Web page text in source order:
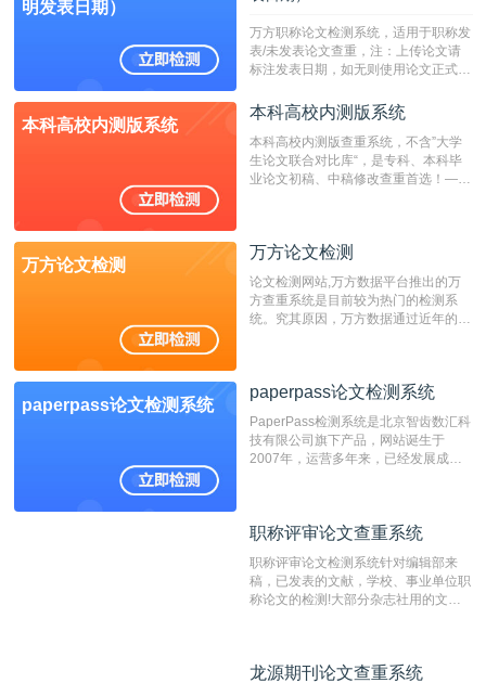
明发表日期）
万方职称论文检测系统，适用于职称发
表/未发表论文查重，注：上传论文请
标注发表日期，如无则使用论文正式发
成时间作为发表日期。
本科高校内测版系统
本科高校内测版系统
本科高校内测版查重系统，不含”大学
生论文联合对比库“，是专科、本科毕
业论文初稿、中稿修改查重首选！——
万方论文检测
万方论文检测
论文检测网站,万方数据平台推出的万
方查重系统是目前较为热门的检测系
统。究其原因，万方数据通过近年的发
非。其次，相对于知网而言，万方检测
重的推荐系统。
paperpass论文检测系统
paperpass论文检测系统
PaperPass检测系统是北京智齿数汇科
技有限公司旗下产品，网站诞生于
2007年，运营多年来，已经发展成为
检测速度快、精度高，市场反映良好。
职称评审论文查重系统
职称评审论文检测系统针对编辑部来
稿，已发表的文献，学校、事业单位职
称论文的检测!大部分杂志社用的文献
编辑部检测来稿和已发表的文献,检测
龙源期刊论文查重系统